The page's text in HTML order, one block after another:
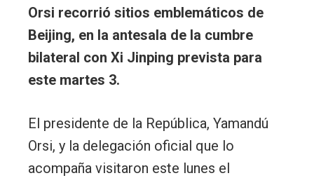
Orsi recorrió sitios emblemáticos de
Beijing, en la antesala de la cumbre
bilateral con Xi Jinping prevista para
este martes 3.
El presidente de la República, Yamandú
Orsi, y la delegación oficial que lo
acompaña visitaron este lunes el